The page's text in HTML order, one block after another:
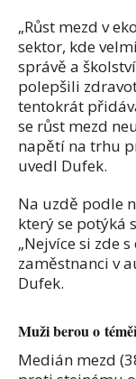
„Růst mezd v
sektor, kde
správě a
polepšili
tentokrát
se růst mezd
napětí na trhu
uvedl Dufek.
Na uzdě podle
který se potýká
„Nejvíce si zde
zaměstnanci v
Dufek.
Muži berou o
Medián mezd